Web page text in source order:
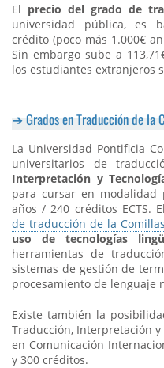
El precio del grado de
universidad pública, es
crédito (poco más 1.000€
Sin embargo sube a
los estudiantes extranjeros
Grados en Traducción de la
La Universidad Pontificia
universitarios de
Interpretación y
para cursar en
años / 240 créditos ECTS. El
de traducción de la Comillas
uso de tecnologías
herramientas de
sistemas de gestión de
procesamiento de lenguaje
Existe también la
Traducción, Interpretación
en Comunicación
y 300 créditos.